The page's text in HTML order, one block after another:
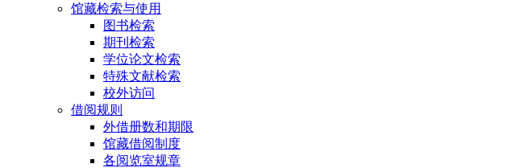
馆藏检索与使用
图书检索
期刊检索
学位论文检索
特殊文献检索
校外访问
借阅规则
外借册数和期限
馆藏借阅制度
各阅览室规章